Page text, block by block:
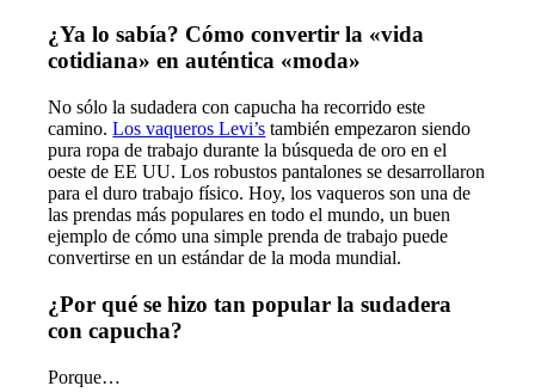
¿Ya lo sabía? Cómo convertir la «vida
cotidiana» en auténtica «moda»
No sólo la sudadera con capucha ha recorrido este
camino.Los vaqueros Levi’s también empezaron siendo
pura ropa de trabajo durante la búsqueda de oro en el
oeste de EE UU. Los robustos pantalones se desarrollaron
para el duro trabajo físico. Hoy, los vaqueros son una de
las prendas más populares en todo el mundo, un buen
ejemplo de cómo una simple prenda de trabajo puede
convertirse en un estándar de la moda mundial.
¿Por qué se hizo tan popular la sudadera
con capucha?
Porque…